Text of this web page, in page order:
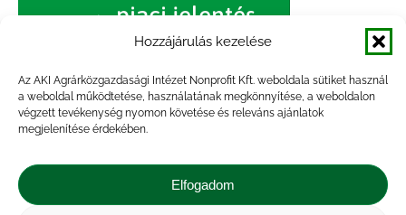
Hozzájárulás kezelése
Az AKI Agrárközgazdasági Intézet Nonprofit Kft. weboldala sütiket használ
a weboldal működtetése, használatának megkönnyítése, a weboldalon
végzett tevékenység nyomon követése és releváns ajánlatok
megjelenítése érdekében.
Elfogadom
piac piaci jelentés
sertés sertéshús
szarvasmarha termelés termelői
ár tojás világpiac
vágóbárány
vágómarha vágósertés